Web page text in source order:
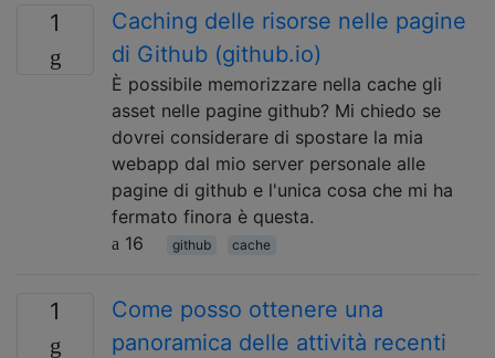
1
Caching delle risorse nelle pagine
di Github (github.io)
È possibile memorizzare nella cache gli
asset nelle pagine github? Mi chiedo se
dovrei considerare di spostare la mia
webapp dal mio server personale alle
pagine di github e l'unica cosa che mi ha
fermato finora è questa.
16
github cache
1
Come posso ottenere una
panoramica delle attività recenti